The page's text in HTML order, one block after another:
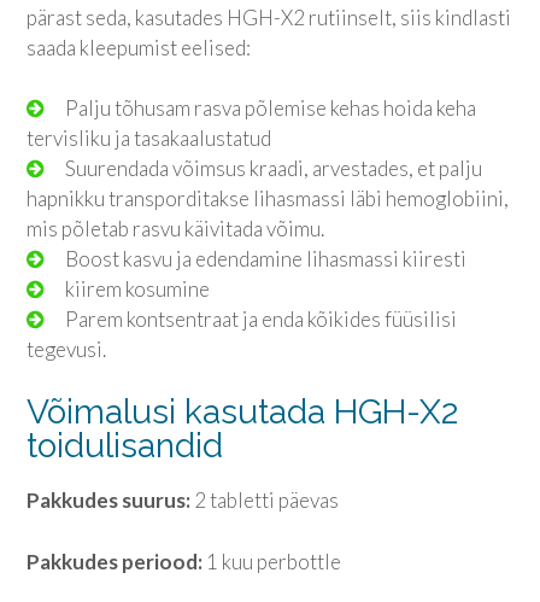
pärast seda, kasutades HGH-X2 rutiinselt, siis kindlasti
saada kleepumist eelised:
Palju tõhusam rasva põlemise kehas hoida keha
tervisliku ja tasakaalustatud
Suurendada võimsus kraadi, arvestades, et palju
hapnikku transporditakse lihasmassi läbi hemoglobiini,
mis põletab rasvu käivitada võimu.
Boost kasvu ja edendamine lihasmassi kiiresti
kiirem kosumine
Parem kontsentraat ja enda kõikides füüsilisi
tegevusi.
Võimalusi kasutada HGH-X2
toidulisandid
Pakkudes suurus: 2 tabletti päevas
Pakkudes periood: 1 kuu perbottle